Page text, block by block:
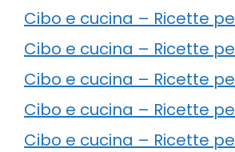
Cibo e cucina – Ricette
Cibo e cucina – Ricette
Cibo e cucina – Ricette
Cibo e cucina – Ricette
Cibo e cucina – Ricette